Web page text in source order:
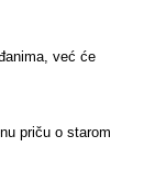
već će
priču o starom